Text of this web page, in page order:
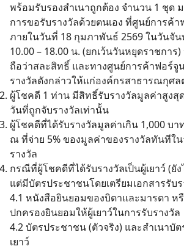
พร้อมรับรองสำเนาถูกต้อง จำนวน 1 ชุด
การขอรับรางวัลด้วยตนเอง ที่ศูนย์การค้
ภายในวันที่ 18 กุมภาพันธ์ 2569 ในวันจัน
10.00 – 18.00 น. (ยกเว้นวันหยุดราชกา
ถือว่าสละสิทธิ์ และทางศูนย์การค้าฟอร์จู
รางวัลดังกล่าวให้แก่องค์กรสาธารณกุศล
ผู้โชคดี 1 ท่าน มีสิทธิ์รับรางวัลมูลค่าสูงสุด
วันที่ถูกจับรางวัลเท่านั้น
ผู้โชคดีที่ได้รับรางวัลมูลค่าเกิน 1,000 บา
ณ ที่จ่าย 5% ของมูลค่าของรางวัลทันทีใ
รางวัล
กรณีที่ผู้โชคดีที่ได้รับรางวัลเป็นผู้เยาว์ (ยั
แต่มีบัตรประชาชนโดยเตรียมเอกสารรับ
4.1 หนังสือยินยอมของบิดาและมารดา ห
ปกครองยินยอมให้ผู้เยาว์ในการรับรางวัล
4.2 บัตรประชาชน (ตัวจริง) และสำเนาบั
เยาว์